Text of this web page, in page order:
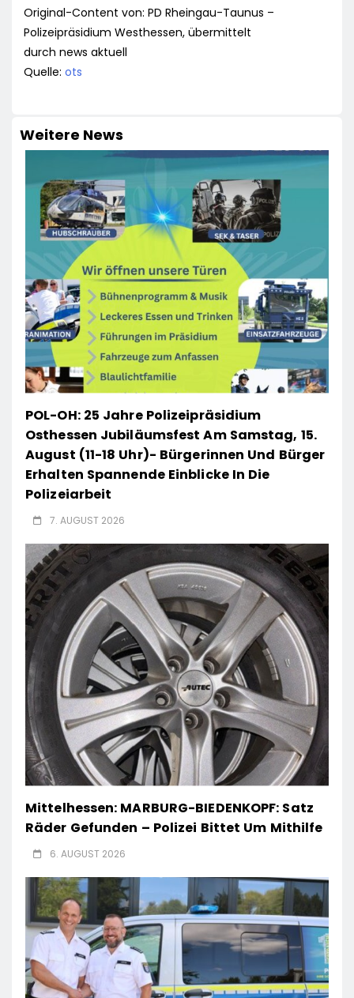
Original-Content von: PD Rheingau-Taunus –
Polizeipräsidium Westhessen, übermittelt
durch news aktuell
Quelle: ots
Weitere News
POL-OH: 25 Jahre Polizeipräsidium
Osthessen Jubiläumsfest Am Samstag, 15.
August (11-18 Uhr)- Bürgerinnen Und Bürger
Erhalten Spannende Einblicke In Die
Polizeiarbeit
7. AUGUST 2026
Mittelhessen: MARBURG-BIEDENKOPF: Satz
Räder Gefunden – Polizei Bittet Um Mithilfe
6. AUGUST 2026